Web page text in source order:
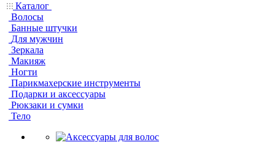
Каталог
Волосы
Банные штучки
Для мужчин
Зеркала
Макияж
Ногти
Парикмахерские инструменты
Подарки и аксессуары
Рюкзаки и сумки
Тело